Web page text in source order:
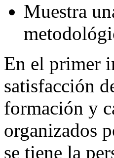
Muestra
En el primer
satisfacción
formación y
organizados
se tiene la